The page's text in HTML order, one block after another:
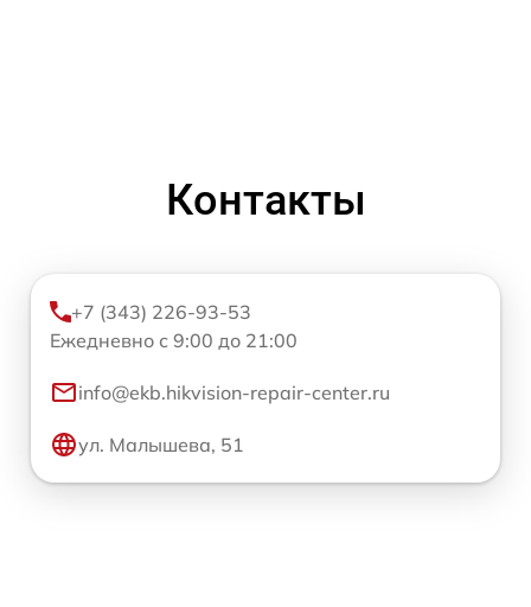
Контакты
+7 (343) 226-93-53
Ежедневно с 9:00 до 21:00
info@ekb.hikvision-repair-center.ru
ул. Малышева, 51